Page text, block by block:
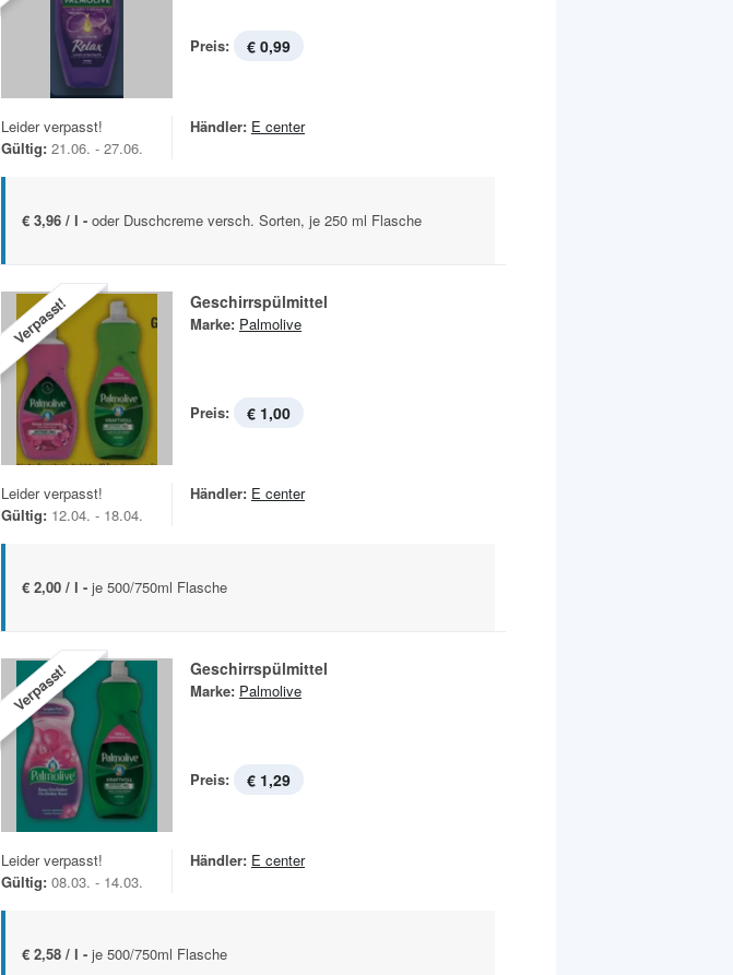
Preis: € 0,99
Leider verpasst!
Gültig: 21.06. - 27.06.
Händler: E center
€ 3,96 / l - oder Duschcreme versch. Sorten, je 250 ml Flasche
Verpasst! Geschirrspülmittel
Marke: Palmolive
Preis: € 1,00
Leider verpasst!
Gültig: 12.04. - 18.04.
Händler: E center
€ 2,00 / l - je 500/750ml Flasche
Verpasst! Geschirrspülmittel
Marke: Palmolive
Preis: € 1,29
Leider verpasst!
Gültig: 08.03. - 14.03.
Händler: E center
€ 2,58 / l - je 500/750ml Flasche